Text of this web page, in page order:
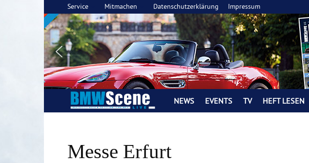
Service Mitmachen Datenschutzerklärung Impressum
BMW
LIVE
NEWS EVENTS TV HEFT LESEN
Messe Erfurt